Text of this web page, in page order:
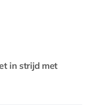
in strijd met